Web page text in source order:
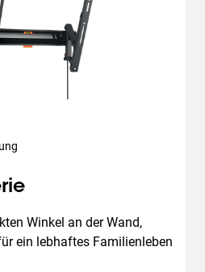
Winkel an der Wand,
ein lebhaftes Familienleben